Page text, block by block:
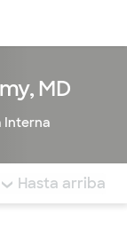
MD
Interna
a
COMENTARIOS
Hasta arriba